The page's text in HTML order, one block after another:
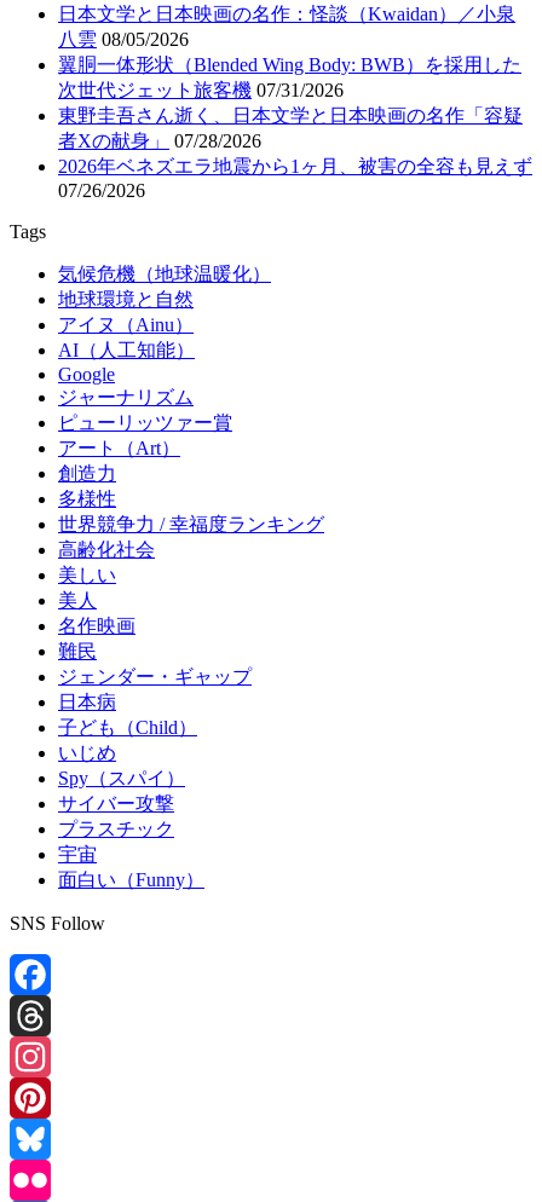
日本文学と日本映画の名作：怪談（Kwaidan）／小泉
八雲 08/05/2026
翼胴一体形状（Blended Wing Body: BWB）を採用した
次世代ジェット旅客機 07/31/2026
東野圭吾さん逝く、日本文学と日本映画の名作「容疑
者Xの献身」
07/28/2026
2026年ベネズエラ地震から1ヶ月、被害の全容も見えず
07/26/2026
Tags
気候危機（地球温暖化）
地球環境と自然
アイヌ（Ainu）
AI（人工知能）
Google
ジャーナリズム
ピューリッツァー賞
アート（Art）
創造力
多様性
世界競争力 / 幸福度ランキング
高齢化社会
美しい
美人
名作映画
難民
ジェンダー・ギャップ
日本病
子ども（Child）
いじめ
Spy（スパイ）
サイバー攻撃
プラスチック
宇宙
面白い（Funny）
SNS Follow
Facebook
Threads
Instagram
Pinterest
Bluesky